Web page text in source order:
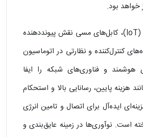
در حوزه اینترنت اشیا (IoT)، کابل‌های مسی نقش پیونددهنده
کنترل‌کننده و نظارتی در اتوماسیون
هوشمند و فناوری‌های شبکه را ایفا
هزینه پایین، رسانایی بالا و استحکام
ایده‌آل برای اتصال و تامین انرژی
است. نوآوری‌ها در زمینه عایق‌بندی و